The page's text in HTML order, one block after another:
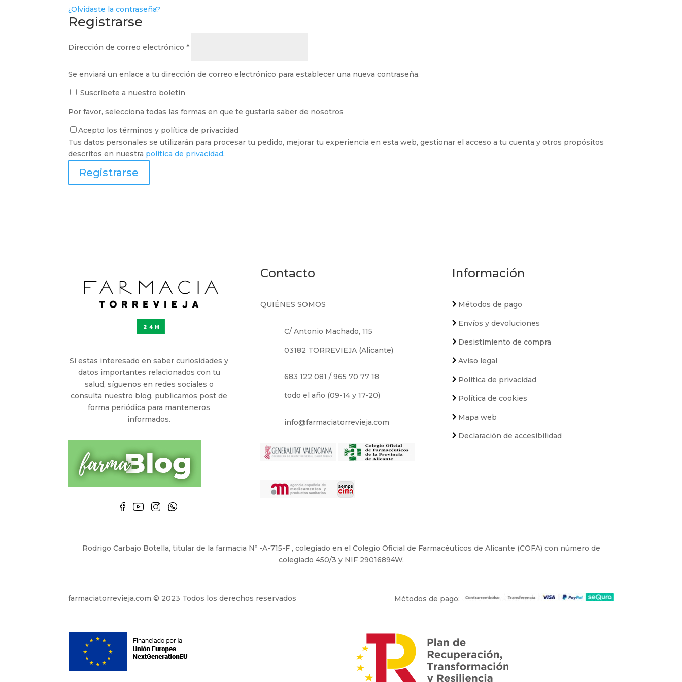
¿Olvidaste la contraseña?
Registrarse
Dirección de correo electrónico*
Se enviará un enlace a tu dirección de correo electrónico para establecer una nueva contraseña.
Suscríbete a nuestro boletín
Por favor, selecciona todas las formas en que te gustaría saber de nosotros
Acepto los términos y política de privacidad
Tus datos personales se utilizarán para procesar tu pedido, mejorar tu experiencia en esta web, gestionar el acceso a tu cuenta y otros propósitos
descritos en nuestra política de privacidad.
Registrarse
Si estas interesado en saber curiosidades y
datos importantes relacionados con tu
salud, síguenos en redes sociales o
consulta nuestro blog, publicamos post de
forma periódica para manteneros
informados.
Contacto
QUIÉNES SOMOS
C/ Antonio Machado, 115
03182 TORREVIEJA (Alicante)
683 122 081 / 965 70 77 18
todo el año (09-14 y 17-20)
info@farmaciatorrevieja.com
Información
Métodos de pago
Envíos y devoluciones
Desistimiento de compra
Aviso legal
Política de privacidad
Política de cookies
Mapa web
Declaración de accesibilidad
Rodrigo Carbajo Botella, titular de la farmacia Nº -A-715-F , colegiado en el Colegio Oficial de Farmacéuticos de Alicante (COFA) con número de
colegiado 450/3 y NIF 29016894W.
farmaciatorrevieja.com © 2023 Todos los derechos reservados Métodos de pago: